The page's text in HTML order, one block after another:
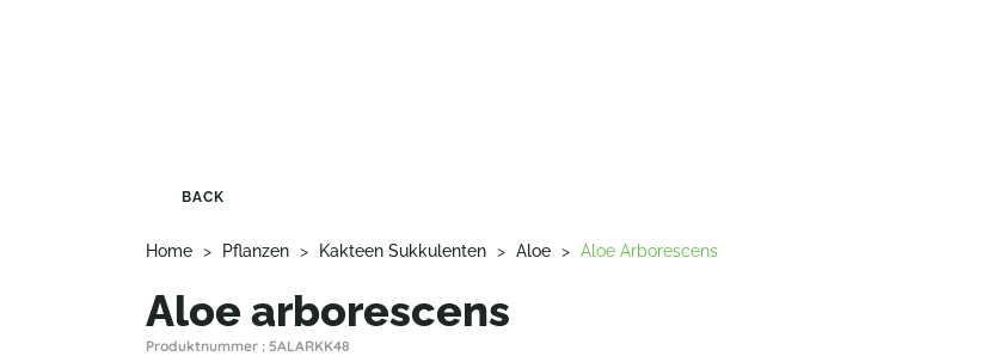
BACK
Home > Pflanzen > Kakteen Sukkulenten > Aloe > Aloe Arborescens
Aloe arborescens
Produktnummer : 5ALARKK48